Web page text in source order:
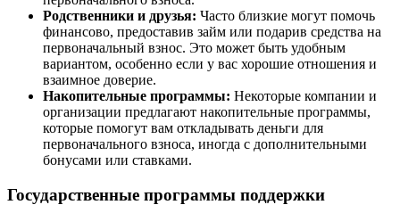
Родственники и друзья: Часто близкие могут помочь
финансово, предоставив займ или подарив средства на
первоначальный взнос. Это может быть удобным
вариантом, особенно если у вас хорошие отношения и
взаимное доверие.
Накопительные программы: Некоторые компании и
организации предлагают накопительные программы,
которые помогут вам откладывать деньги для
первоначального взноса, иногда с дополнительными
бонусами или ставками.
Государственные программы поддержки